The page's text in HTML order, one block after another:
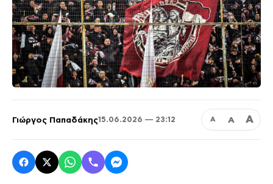
Γιώργος Παπαδάκης15.06.2026 — 23:12 Α Α Α